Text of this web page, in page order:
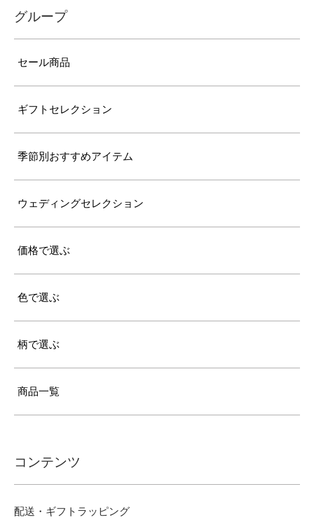
グループ
セール商品
ギフトセレクション
季節別おすすめアイテム
ウェディングセレクション
価格で選ぶ
色で選ぶ
柄で選ぶ
商品一覧
コンテンツ
配送・ギフトラッピング